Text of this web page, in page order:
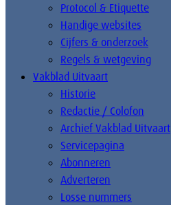
Protocol & Etiquette
Handige websites
Cijfers & onderzoek
Regels & wetgeving
Vakblad Uitvaart
Historie
Redactie / Colofon
Archief Vakblad Uitvaart
Servicepagina
Abonneren
Adverteren
Losse nummers